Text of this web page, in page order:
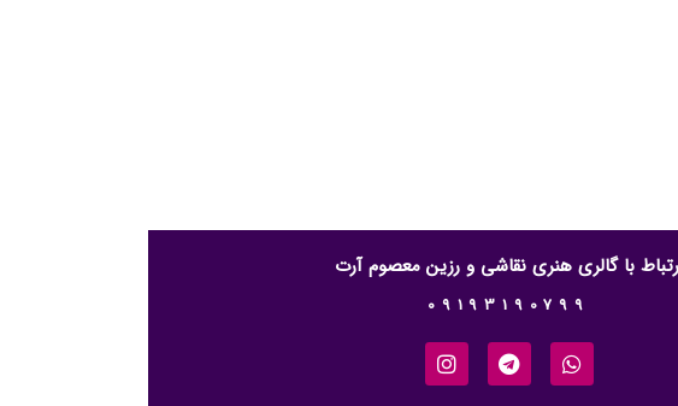
با گالری هنری نقاشی و رزین معصوم آرت
09193190799